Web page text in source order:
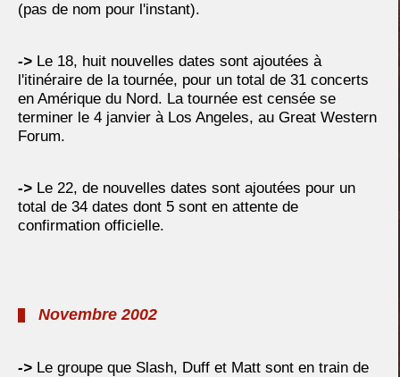
(pas de nom pour l'instant).
-> Le 18, huit nouvelles dates sont ajoutées à
l'itinéraire de la tournée, pour un total de 31 concerts
en Amérique du Nord. La tournée est censée se
terminer le 4 janvier à Los Angeles, au Great Western
Forum.
-> Le 22, de nouvelles dates sont ajoutées pour un
total de 34 dates dont 5 sont en attente de
confirmation officielle.
Novembre 2002
-> Le groupe que Slash, Duff et Matt sont en train de